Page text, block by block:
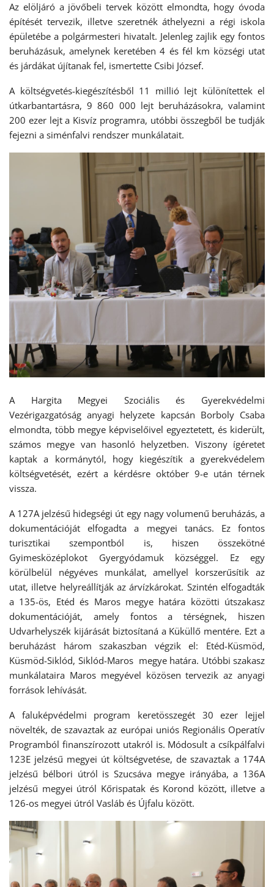
Az elöljáró a jövőbeli tervek között elmondta, hogy óvoda
építését tervezik, illetve szeretnék áthelyezni a régi iskola
épületébe a polgármesteri hivatalt. Jelenleg zajlik egy fontos
beruházásuk, amelynek keretében 4 és fél km községi utat
és járdákat újítanak fel, ismertette Csibi József.
A költségvetés-kiegészítésből 11 millió lejt különítettek el
útkarbantartásra, 9 860 000 lejt beruházásokra, valamint
200 ezer lejt a Kisvíz programra, utóbbi összegből be tudják
fejezni a siménfalvi rendszer munkálatait.
A Hargita Megyei Szociális és Gyerekvédelmi
Vezérigazgatóság anyagi helyzete kapcsán Borboly Csaba
elmondta, több megye képviselőivel egyeztetett, és kiderült,
számos megye van hasonló helyzetben. Viszony ígéretet
kaptak a kormánytól, hogy kiegészítik a gyerekvédelem
költségvetését, ezért a kérdésre október 9-e után térnek
vissza.
A 127A jelzésű hidegségi út egy nagy volumenű beruházás, a
dokumentációját elfogadta a megyei tanács. Ez fontos
turisztikai szempontból is, hiszen összekötné
Gyimesközéplokot Gyergyódamuk községgel. Ez egy
körülbelül négyéves munkálat, amellyel korszerűsítik az
utat, illetve helyreállítják az árvízkárokat. Szintén elfogadták
a 135-ös, Etéd és Maros megye határa közötti útszakasz
dokumentációját, amely fontos a térségnek, hiszen
Udvarhelyszék kijárását biztosítaná a Küküllő mentére. Ezt a
beruházást három szakaszban végzik el: Etéd-Küsmöd,
Küsmöd-Siklód, Siklód-Maros megye határa. Utóbbi szakasz
munkálataira Maros megyével közösen tervezik az anyagi
források lehívását.
A faluképvédelmi program keretösszegét 30 ezer lejjel
növelték, de szavaztak az európai uniós Regionális Operatív
Programból finanszírozott utakról is. Módosult a csíkpálfalvi
123E jelzésű megyei út költségvetése, de szavaztak a 174A
jelzésű bélbori útról is Szucsáva megye irányába, a 136A
jelzésű megyei útról Kőrispatak és Korond között, illetve a
126-os megyei útról Vasláb és Újfalu között.